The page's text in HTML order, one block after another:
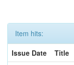
Item hits:
Issue Date
Title